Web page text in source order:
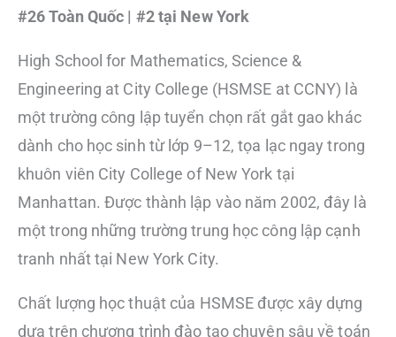
#26 Toàn Quốc | #2 tại New York
High School for Mathematics, Science &
Engineering at City College (HSMSE at CCNY) là
một trường công lập tuyển chọn rất gắt gao khác
dành cho học sinh từ lớp 9–12, tọa lạc ngay trong
khuôn viên City College of New York tại
Manhattan. Được thành lập vào năm 2002, đây là
một trong những trường trung học công lập cạnh
tranh nhất tại New York City.
Chất lượng học thuật của HSMSE được xây dựng
dựa trên chương trình đào tạo chuyên sâu về toán